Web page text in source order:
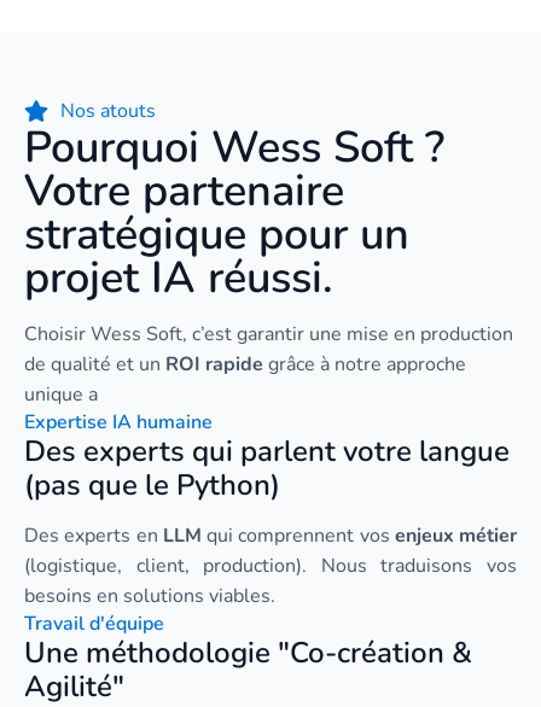
Nos atouts
Pourquoi Wess Soft ?
Votre partenaire
stratégique pour un
projet IA réussi.
Choisir Wess Soft, c’est garantir une mise en production
de qualité et un ROI rapide grâce à notre approche
unique a
Expertise IA humaine
Des experts qui parlent votre langue
(pas que le Python)
Des experts en LLM qui comprennent vos enjeux métier
(logistique, client, production). Nous traduisons vos
besoins en solutions viables.
Travail d'équipe
Une méthodologie "Co-création &
Agilité"